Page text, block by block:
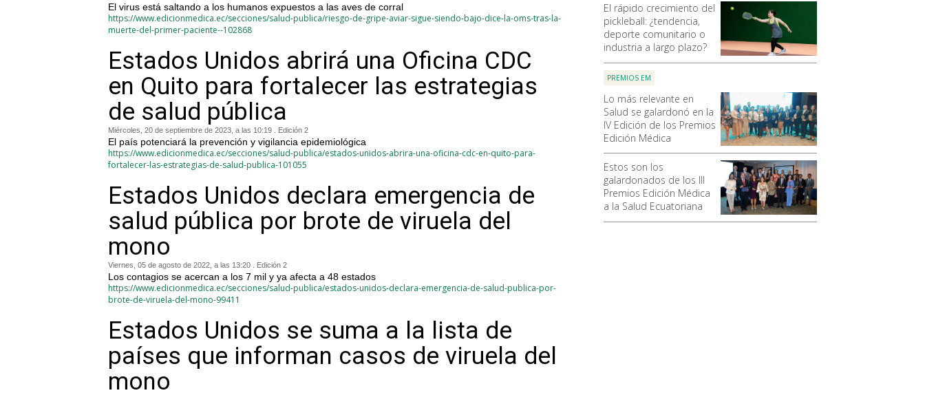
El rápido crecimiento del
pickleball: ¿tendencia,
deporte comunitario o
industria a largo plazo?
PREMIOS EM
Lo más relevante en
Salud se galardonó en la
IV Edición de los Premios
Edición Médica
Estos son los
galardonados de los III
Premios Edición Médica
a la Salud Ecuatoriana
El virus está saltando a los humanos expuestos a las aves de corral
https://www.edicionmedica.ec/secciones/salud-publica/riesgo-de-gripe-aviar-sigue-siendo-bajo-dice-la-oms-tras-la-
muerte-del-primer-paciente--102868
Estados Unidos abrirá una Oficina CDC
en Quito para fortalecer las estrategias
de salud pública
Miércoles, 20 de septiembre de 2023, a las 10:19 . Edición 2
El país potenciará la prevención y vigilancia epidemiológica
https://www.edicionmedica.ec/secciones/salud-publica/estados-unidos-abrira-una-oficina-cdc-en-quito-para-
fortalecer-las-estrategias-de-salud-publica-101055
Estados Unidos declara emergencia de
salud pública por brote de viruela del
mono
Viernes, 05 de agosto de 2022, a las 13:20 . Edición 2
Los contagios se acercan a los 7 mil y ya afecta a 48 estados
https://www.edicionmedica.ec/secciones/salud-publica/estados-unidos-declara-emergencia-de-salud-publica-por-
brote-de-viruela-del-mono-99411
Estados Unidos se suma a la lista de
países que informan casos de viruela del
mono